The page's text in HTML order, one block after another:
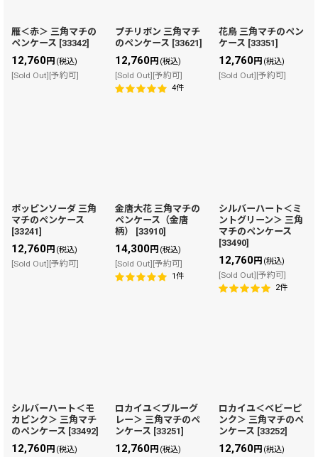
雁＜赤＞ 三角マチの
ペンケース [33342]
12,760円 (税込)
[Sold Out][予約可]
プチリボン 三角マチ
のペンケース [33621]
12,760円 (税込)
[Sold Out][予約可]
4件
花鳥 三角マチのペン
ケース [33351]
12,760円 (税込)
[Sold Out][予約可]
ポッピンソーダ 三角
マチのペンケース
[33241]
12,760円 (税込)
[Sold Out][予約可]
金唐大花 三角マチの
ペンケース（金唐
柄）
[33910]
14,300円 (税込)
[Sold Out][予約可]
1件
シルバーハート＜ミ
ントグリーン＞ 三角
マチのペンケース
[33490]
12,760円 (税込)
[Sold Out][予約可]
2件
シルバーハート＜モ
カピンク＞ 三角マチ
のペンケース [33492]
12,760円 (税込)
ロカイユ＜ブルーグ
レー＞ 三角マチのペ
ンケース [33251]
12,760円 (税込)
ロカイユ＜ベビーピ
ンク＞ 三角マチのペ
ンケース [33252]
12,760円 (税込)